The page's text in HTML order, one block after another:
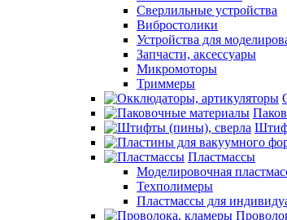
Сверлильные устройства
Вибростолики
Устройства для
Запчасти, аксессуары
Микромоторы
Триммеры
Пластмассы
Моделировочная
Техполимеры
Пластмассы для